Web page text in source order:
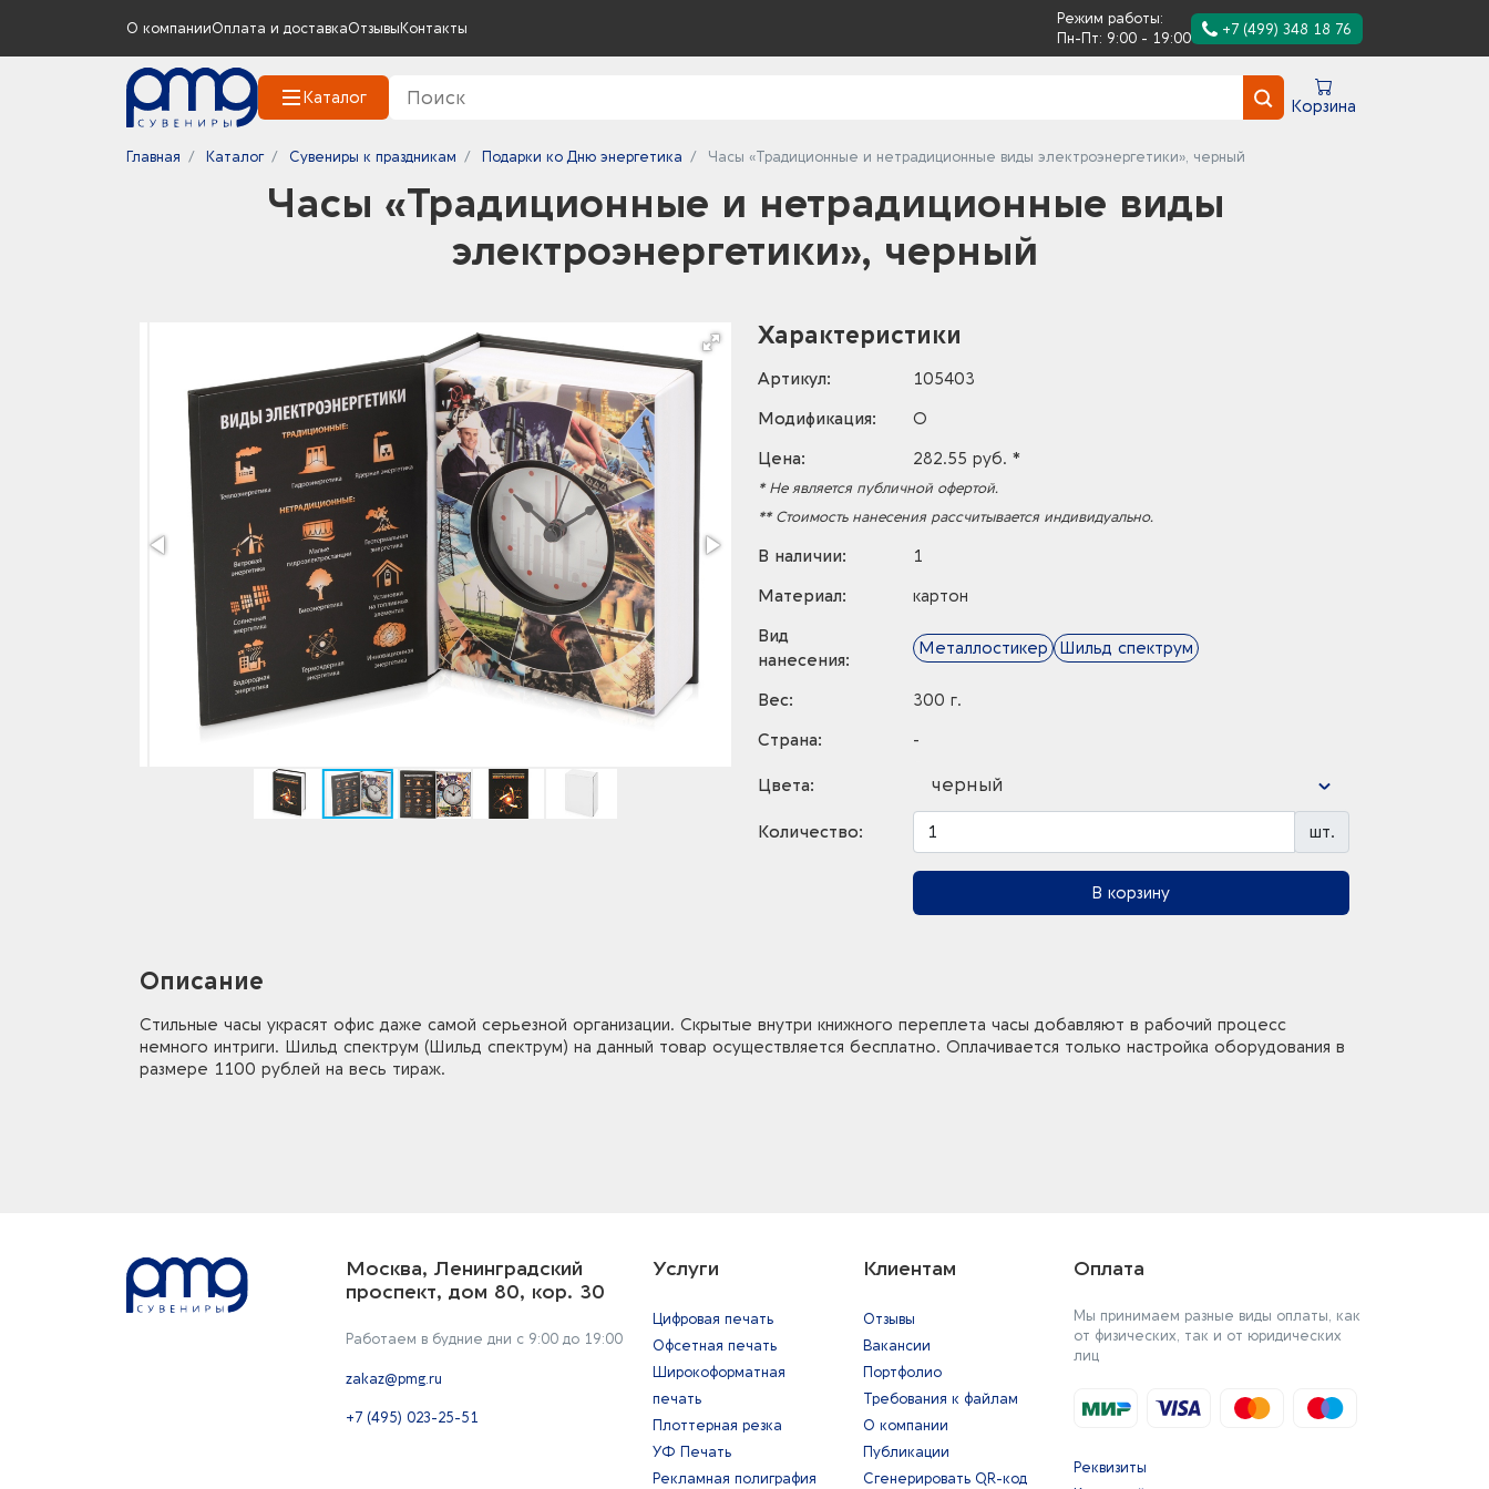
О компанииОплата и доставкаОтзывы Контакты
Режим работы:
Пн-Пт: 9:00 - 19:00
+7 (499) 348 18 76
Каталог Корзина
Главная Каталог Сувениры к праздникам Подарки ко Дню энергетика Часы «Традиционные и нетрадиционные виды электроэнергетики», черный
Часы «Традиционные и нетрадиционные виды
электроэнергетики», черный
Характеристики
Артикул:
105403
Модификация:
O
Цена:
282.55 руб. *
* Не является публичной офертой.
** Стоимость нанесения рассчитывается индивидуально.
В наличии:
1
Материал:
картон
Вид
нанесения:
Металлостикер Шильд спектрум
Вес:
300 г.
Страна:
-
Цвета: черный
Количество: шт.
В корзину
Описание
Стильные часы украсят офис даже самой серьезной организации. Скрытые внутри книжного переплета часы добавляют в рабочий процесс
немного интриги. Шильд спектрум (Шильд спектрум) на данный товар осуществляется бесплатно. Оплачивается только настройка оборудования в
размере 1100 рублей на весь тираж.
Москва, Ленинградский
проспект, дом 80, кор. 30
Работаем в будние дни с 9:00 до 19:00
zakaz@pmg.ru
+7 (495) 023-25-51
Услуги
Цифровая печать
Офсетная печать
Широкоформатная
печать
Плоттерная резка
УФ Печать
Рекламная полиграфия
Клиентам
Отзывы
Вакансии
Портфолио
Требования к файлам
О компании
Публикации
Сгенерировать QR-код
Оплата
Мы принимаем разные виды оплаты, как
от физических, так и от юридических
лиц
Реквизиты